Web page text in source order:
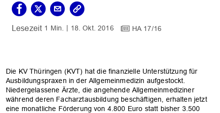
1 Min. 18. Okt. 2016 HA 17/16
Die KV Thüringen (KVT) hat die finanzielle Unterstützung für
Ausbildungspraxen in der Allgemeinmedizin aufgestockt.
Niedergelassene Ärzte, die angehende Allgemeinmediziner
während deren Facharztausbildung beschäftigen, erhalten jetzt
eine monatliche Förderung von 4.800 Euro statt bisher 3.500